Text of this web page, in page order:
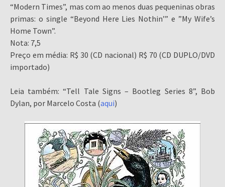
“Modern Times”, mas com ao menos duas pequeninas obras
primas: o single “Beyond Here Lies Nothin’” e ”My Wife’s
Home Town”.
Nota: 7,5
Preço em média: R$ 30 (CD nacional) R$ 70 (CD DUPLO/DVD
importado)
Leia também: “Tell Tale Signs – Bootleg Series 8”, Bob
Dylan, por Marcelo Costa (aqui)